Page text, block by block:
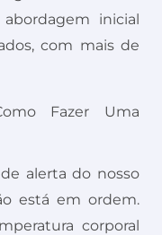
inicial
com mais de
Fazer Uma
alerta do nosso
está em ordem.
corporal